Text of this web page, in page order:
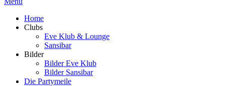
Home
Clubs
Eve Klub & Lounge
Sansibar
Bilder
Bilder Eve Klub
Bilder Sansibar
Die Partymeile